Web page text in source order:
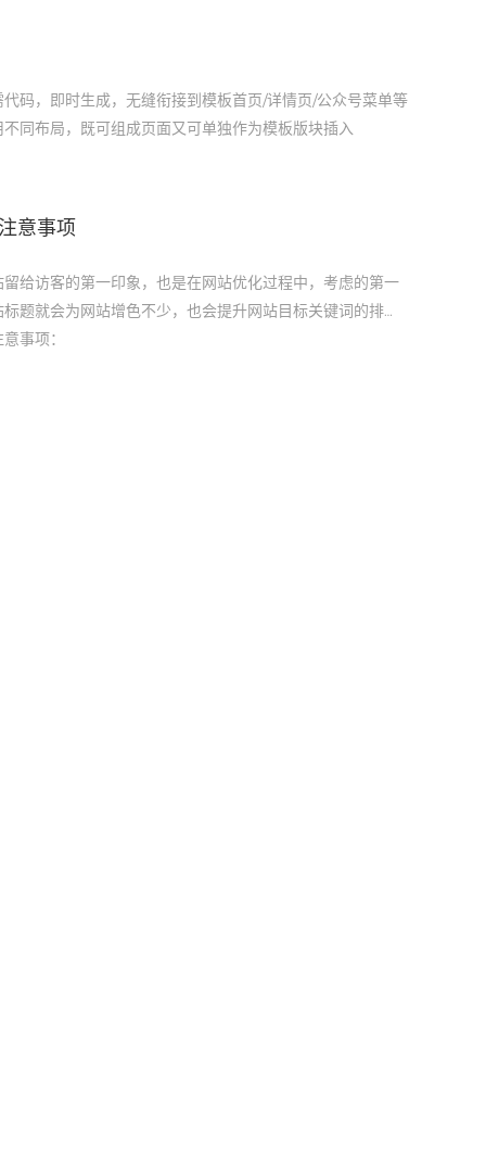
码，即时生成，无缝衔接到模板首页/详情页/公众号菜单等
同布局，既可组成页面又可单独作为模板版块插入
意事项
给访客的第一印象，也是在网站优化过程中，考虑的第一
题就会为网站增色不少，也会提升网站目标关键词的排
事项：